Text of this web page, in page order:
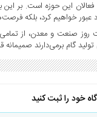
و فعالان این حوزه است.
عبور خواهیم کرد، بلکه
صنعت و معدن، از
گام برمی‌دارند صمیمانه
خود را ثبت کنید